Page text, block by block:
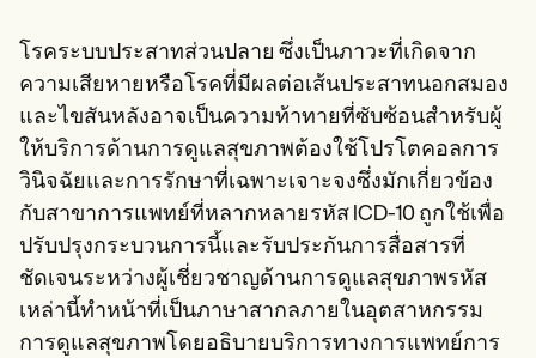
Procedure Codes
เทมเพลตซูเปอร์บิลล์
แม่แบบหมายเหตุ SOAP
เทมเพลตแผนการรักษา
Informed Consent Form
Social Work Treatment Plans
DAR Note Template
Patient Visit Summary Template
Help Center
Demos
Training Hub
Webinars
Switch to Carepatron
โรคระบบประสาทส่วนปลาย ซึ่งเป็นภาวะที่เกิดจาก
ความเสียหายหรือโรคที่มีผลต่อเส้นประสาทนอกสมอง
และไขสันหลังอาจเป็นความท้าทายที่ซับซ้อนสำหรับผู้
ให้บริการด้านการดูแลสุขภาพต้องใช้โปรโตคอลการ
วินิจฉัยและการรักษาที่เฉพาะเจาะจงซึ่งมักเกี่ยวข้อง
กับสาขาการแพทย์ที่หลากหลายรหัส ICD-10 ถูกใช้เพื่อ
ปรับปรุงกระบวนการนี้และรับประกันการสื่อสารที่
ชัดเจนระหว่างผู้เชี่ยวชาญด้านการดูแลสุขภาพรหัส
เหล่านี้ทำหน้าที่เป็นภาษาสากลภายในอุตสาหกรรม
การดูแลสุขภาพโดยอธิบายบริการทางการแพทย์การ